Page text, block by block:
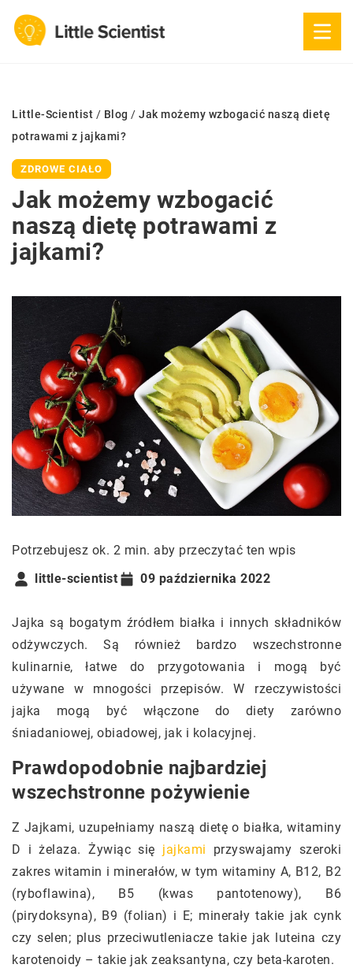
Little-Scientist / Blog / Jak możemy wzbogacić naszą dietę
potrawami z jajkami?
ZDROWE CIAŁO
Jak możemy wzbogacić
naszą dietę potrawami z
jajkami?
Potrzebujesz ok. 2 min. aby przeczytać ten wpis
little-scientist
09 października 2022
Jajka są bogatym źródłem białka i innych składników
odżywczych. Są również bardzo wszechstronne
kulinarnie, łatwe do przygotowania i mogą być
używane w mnogości przepisów. W rzeczywistości
jajka mogą być włączone do diety zarówno
śniadaniowej, obiadowej, jak i kolacyjnej.
Prawdopodobnie najbardziej
wszechstronne pożywienie
Z Jajkami, uzupełniamy naszą dietę o białka, witaminy
D i żelaza. Żywiąc się jajkami przyswajamy szeroki
zakres witamin i minerałów, w tym witaminy A, B12, B2
(ryboflawina), B5 (kwas pantotenowy), B6
(pirydoksyna), B9 (folian) i E; minerały takie jak cynk
czy selen; plus przeciwutleniacze takie jak luteina czy
karotenoidy – takie jak zeaksantyna, czy beta-karoten.